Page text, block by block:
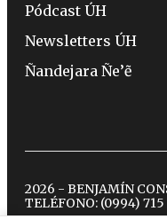
Pódcast ÚH
Newsletters ÚH
Ñandejara Ñe’ẽ
2026 - BENJAMÍN
TELÉFONO: (0994) 715